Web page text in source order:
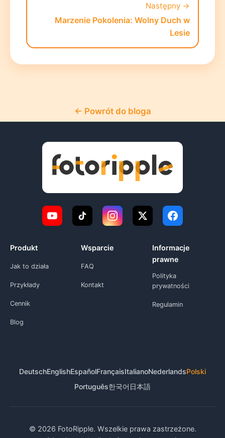
Następny →
Marzenie Pokolenia: Wolny Duch w
Lesie
← Powrót do bloga
Produkt
Jak to działa
Przykłady
Cennik
Blog
Wsparcie
FAQ
Kontakt
Informacje
prawne
Polityka
prywatności
Regulamin
DeutschEnglishEspañolFrançaisItalianoNederlandsPolski
Português한국어 日本語
© 2026 FotoRipple. Wszelkie prawa zastrzeżone.